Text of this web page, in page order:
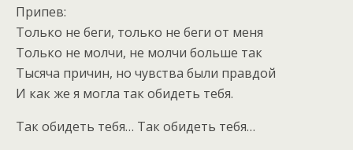
Припев:
Только не беги, только не беги от меня
Только не молчи, не молчи больше так
Тысяча причин, но чувства были правдой
И как же я могла так обидеть тебя.
Так обидеть тебя… Так обидеть тебя…